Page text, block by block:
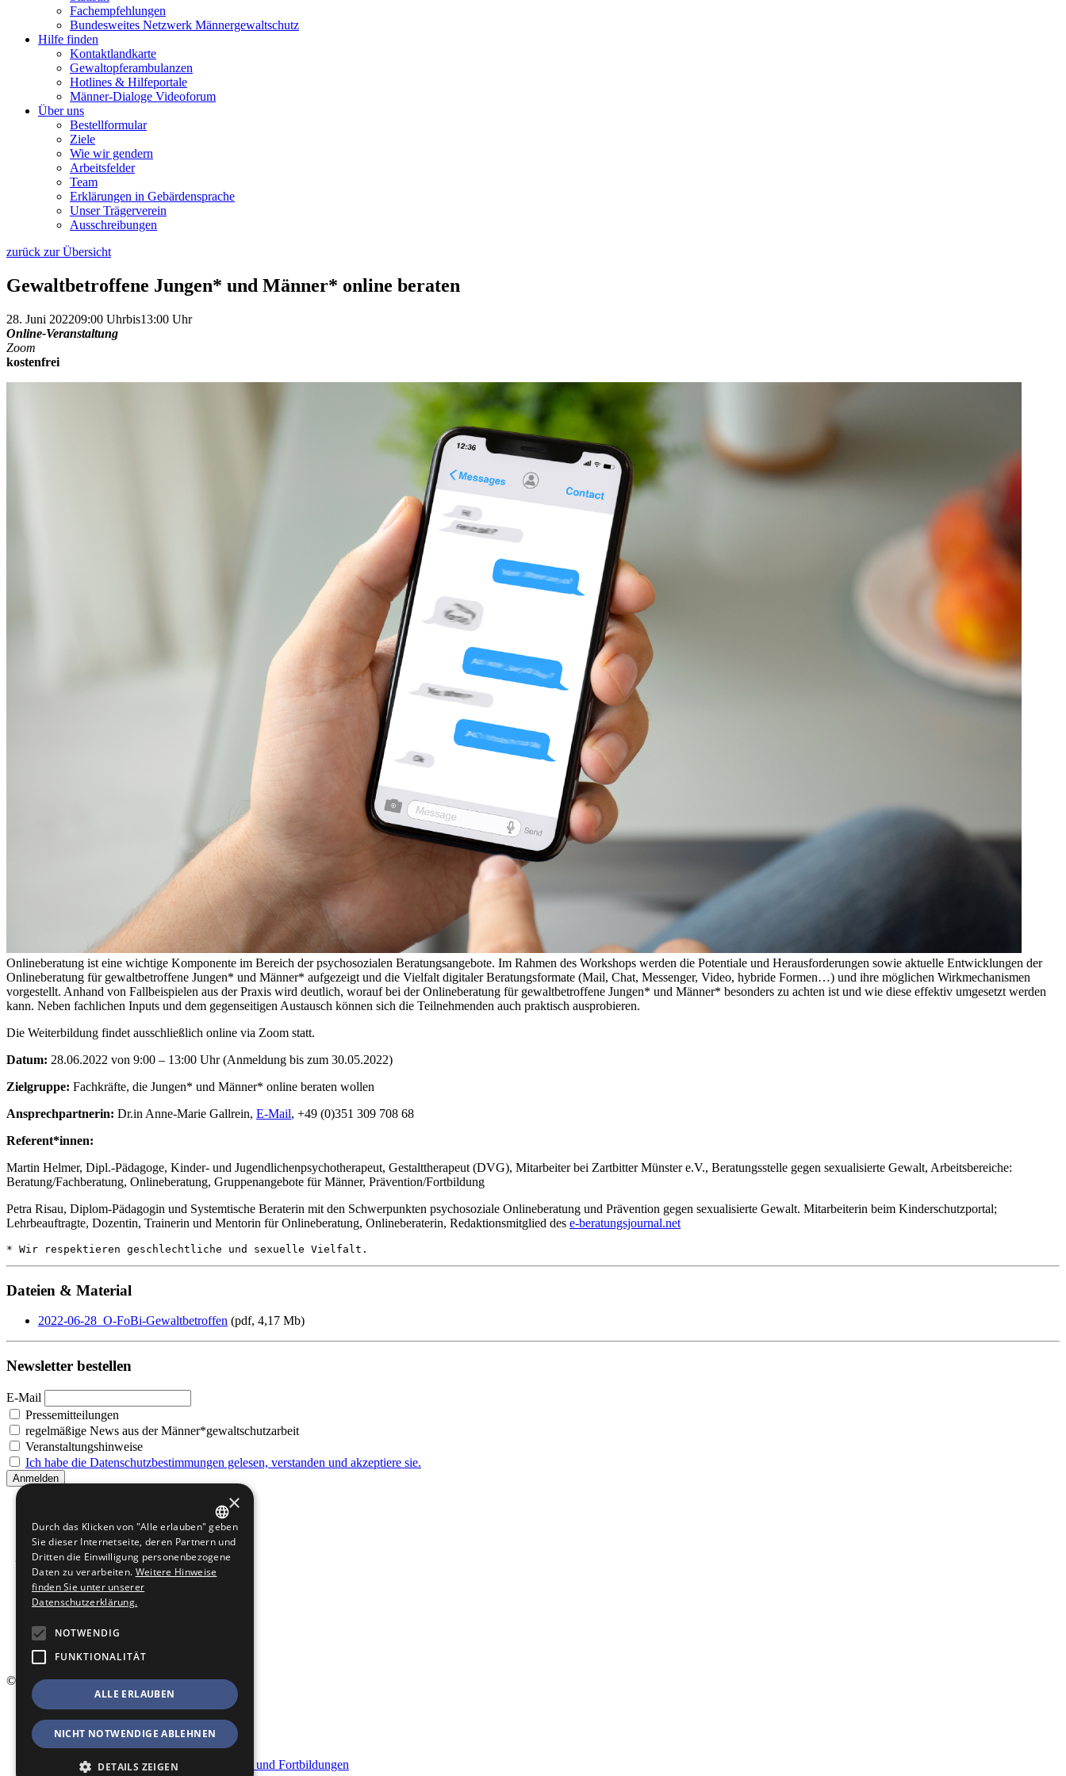
Fachempfehlungen
Bundesweites Netzwerk Männergewaltschutz
Hilfe finden
Kontaktlandkarte
Gewaltopfer­ambulanzen
Hotlines & Hilfeportale
Männer-Dialoge Videoforum
Über uns
Bestellformular
Ziele
Wie wir gendern
Arbeitsfelder
Team
Erklärungen in Gebärdensprache
Unser Trägerverein
Ausschreibungen
zurück zur Übersicht
Gewaltbetroffene Jungen* und Männer* online beraten
28. Juni 202209:00 Uhrbis13:00 Uhr
Online-Veranstaltung
Zoom
kostenfrei
Onlineberatung ist eine wichtige Komponente im Bereich der psychosozialen Beratungsangebote. Im Rahmen des Workshops werden die Potentiale und Herausforderungen sowie aktuelle Entwicklungen der
Onlineberatung für gewaltbetroffene Jungen* und Männer* aufgezeigt und die Vielfalt digitaler Beratungsformate (Mail, Chat, Messenger, Video, hybride Formen…) und ihre möglichen Wirkmechanismen
vorgestellt. Anhand von Fallbeispielen aus der Praxis wird deutlich, worauf bei der Onlineberatung für gewaltbetroffene Jungen* und Männer* besonders zu achten ist und wie diese effektiv umgesetzt werden
kann. Neben fachlichen Inputs und dem gegenseitigen Austausch können sich die Teilnehmenden auch praktisch ausprobieren.
Die Weiterbildung findet ausschließlich online via Zoom statt.
Datum: 28.06.2022 von 9:00 – 13:00 Uhr (Anmeldung bis zum 30.05.2022)
Zielgruppe: Fachkräfte, die Jungen* und Männer* online beraten wollen
Ansprechpartnerin: Dr.in Anne-Marie Gallrein, E-Mail, +49 (0)351 309 708 68
Referent*innen:
Martin Helmer, Dipl.-Pädagoge, Kinder- und Jugendlichenpsychotherapeut, Gestalttherapeut (DVG), Mitarbeiter bei Zartbitter Münster e.V., Beratungsstelle gegen sexualisierte Gewalt, Arbeitsbereiche:
Beratung/Fachberatung, Onlineberatung, Gruppenangebote für Männer, Prävention/Fortbildung
Petra Risau, Diplom-Pädagogin und Systemtische Beraterin mit den Schwerpunkten psychosoziale Onlineberatung und Prävention gegen sexualisierte Gewalt. Mitarbeiterin beim Kinderschutzportal;
Lehrbeauftragte, Dozentin, Trainerin und Mentorin für Onlineberatung, Onlineberaterin, Redaktionsmitglied des e-beratungsjournal.net
* Wir respektieren geschlechtliche und sexuelle Vielfalt.
Dateien & Material
2022-06-28_O-FoBi-Gewaltbetroffen (pdf, 4,17 Mb)
Newsletter bestellen
E-Mail
Pressemitteilungen
regelmäßige News aus der Männer*gewaltschutzarbeit
Veranstaltungshinweise
Ich habe die Datenschutzbestimmungen gelesen, verstanden und akzeptiere sie.
© 2026 Männergewaltschutz
Startseite
Kontakt
Impressum
Datenschutz
Geschäftsbedingungen für Veranstaltungen und Fortbildungen
GERMAN
ENGLISH
×
Durch das Klicken von "Alle erlauben" geben
Sie dieser Internetseite, deren Partnern und
Dritten die Einwilligung personenbezogene
Daten zu verarbeiten. Weitere Hinweise
finden Sie unter unserer
Datenschutzerklärung.
NOTWENDIG
FUNKTIONALITÄT
ALLE ERLAUBEN
NICHT NOTWENDIGE ABLEHNEN
DETAILS ZEIGEN